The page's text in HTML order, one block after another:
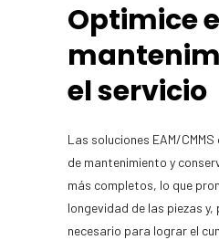
Optimice
el servicio
Las soluciones EAM/
de mantenimiento y
más completos, lo que
longevidad de las piezas y,
necesario para lograr el